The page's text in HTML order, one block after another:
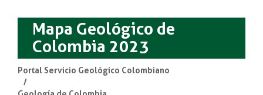
Mapa Geológico de
Colombia 2023
Portal Servicio Geológico Colombiano